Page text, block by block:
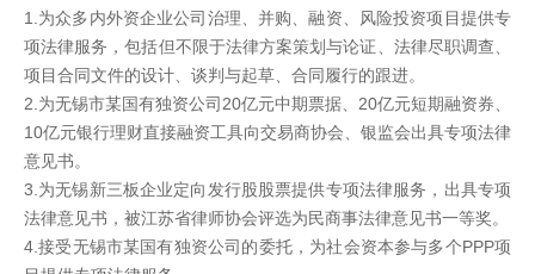
1.为众多内外资企业公司治理、并购、融资、风险投资项目提供专
项法律服务，包括但不限于法律方案策划与论证、法律尽职调查、
项目合同文件的设计、谈判与起草、合同履行的跟进。
2.为无锡市某国有独资公司20亿元中期票据、20亿元短期融资券、
10亿元银行理财直接融资工具向交易商协会、银监会出具专项法律
意见书。
3.为无锡新三板企业定向发行股股票提供专项法律服务，出具专项
法律意见书，被江苏省律师协会评选为民商事法律意见书一等奖。
4.接受无锡市某国有独资公司的委托，为社会资本参与多个PPP项